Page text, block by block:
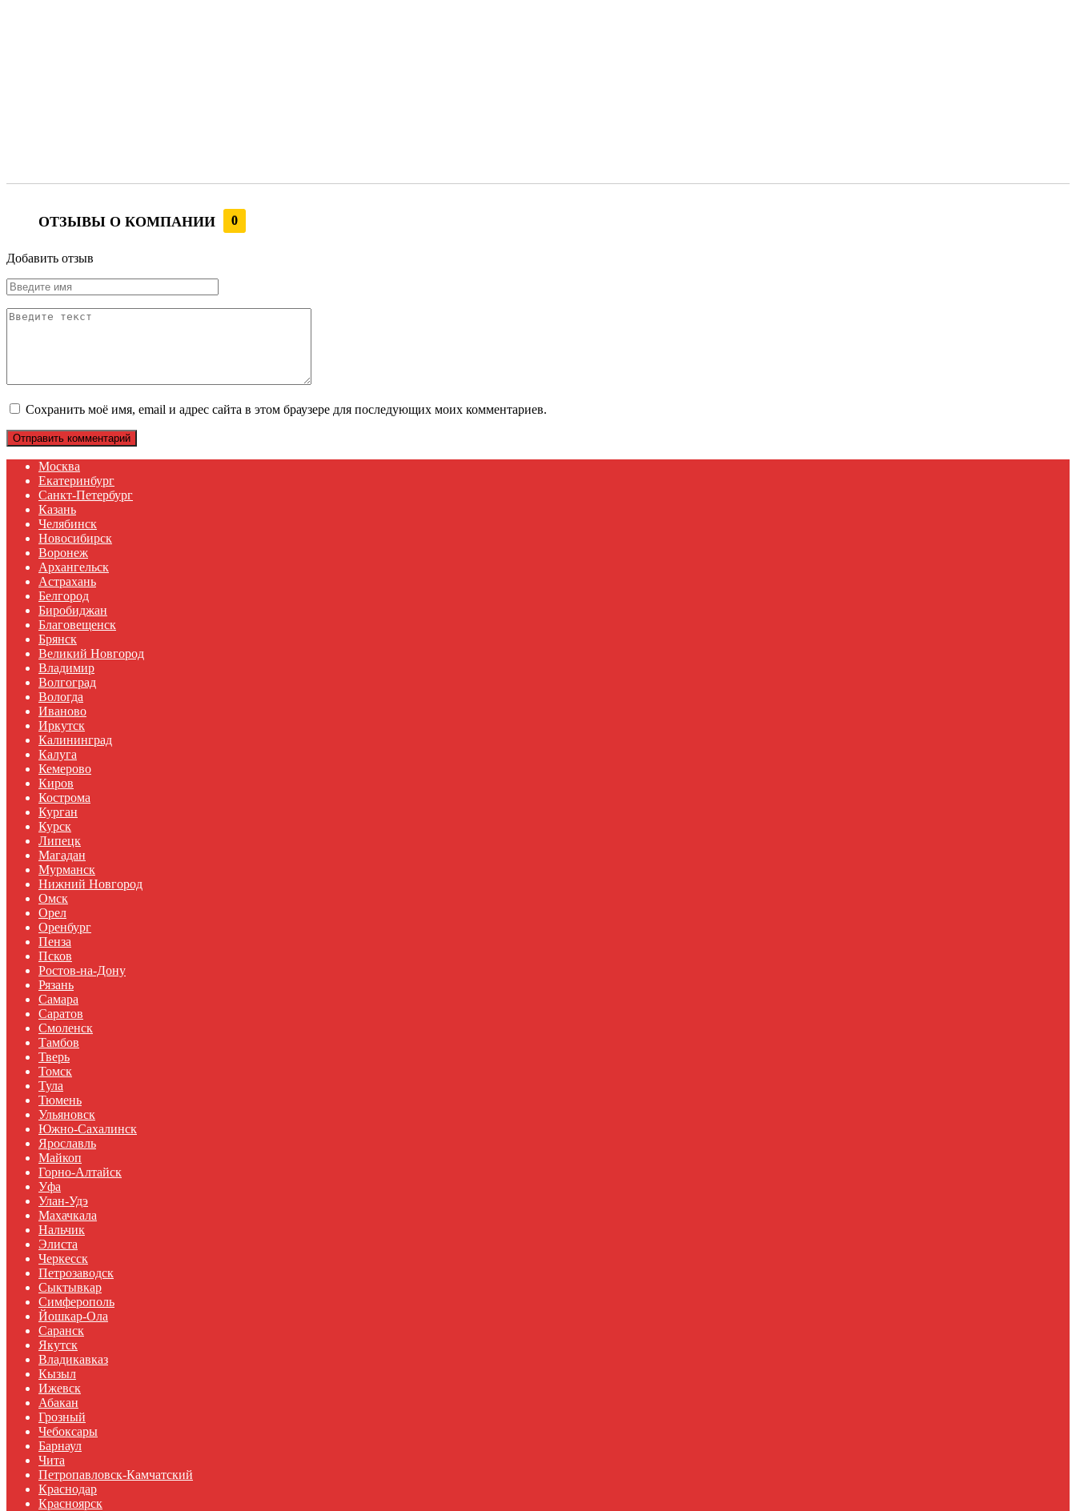
ОТЗЫВЫ О КОМПАНИИ 0
Добавить отзыв
Сохранить моё имя, email и адрес сайта в этом браузере для последующих моих комментариев.
Москва
Екатеринбург
Санкт-Петербург
Казань
Челябинск
Новосибирск
Воронеж
Архангельск
Астрахань
Белгород
Биробиджан
Благовещенск
Брянск
Великий Новгород
Владимир
Волгоград
Вологда
Иваново
Иркутск
Калининград
Калуга
Кемерово
Киров
Кострома
Курган
Курск
Липецк
Магадан
Мурманск
Нижний Новгород
Омск
Орел
Оренбург
Пенза
Псков
Ростов-на-Дону
Рязань
Самара
Саратов
Смоленск
Тамбов
Тверь
Томск
Тула
Тюмень
Ульяновск
Южно-Сахалинск
Ярославль
Майкоп
Горно-Алтайск
Уфа
Улан-Удэ
Махачкала
Нальчик
Элиста
Черкесск
Петрозаводск
Сыктывкар
Симферополь
Йошкар-Ола
Саранск
Якутск
Владикавказ
Кызыл
Ижевск
Абакан
Грозный
Чебоксары
Барнаул
Чита
Петропавловск-Камчатский
Краснодар
Красноярск